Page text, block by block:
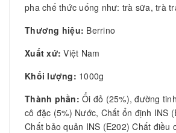
pha chế thức uống như: trà sữa, trà
Thương hiệu: Berrino
Xuất xứ:Việt Nam
Khối lượng: 1000g
Thành phần: Ổi đỏ (25%), đường
cô đặc (5%) Nước, Chất ổn định INS
Chất bảo quản INS (E202) Chất điều